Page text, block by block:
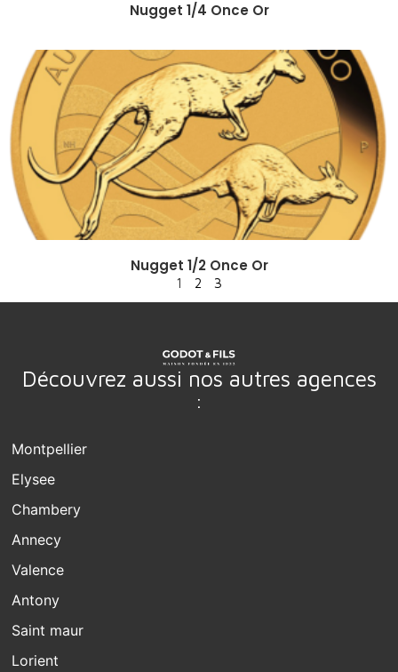
Nugget 1/4 Once Or
Nugget 1/2 Once Or
1 2 3
Découvrez aussi nos autres agences
:
Montpellier
Elysee
Chambery
Annecy
Valence
Antony
Saint maur
Lorient